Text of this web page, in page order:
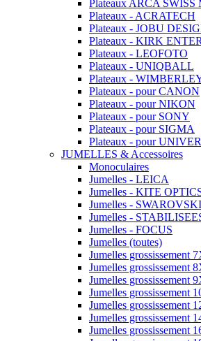
Plateaux ARCA
Plateaux - ACRATECH
Plateaux - JOBU
Plateaux - KIRK
Plateaux - LEOFOTO
Plateaux - UNIQBALL
Plateaux -
Plateaux - pour CANON
Plateaux - pour NIKON
Plateaux - pour SONY
Plateaux - pour SIGMA
Plateaux - pour
JUMELLES & Accessoires
Monoculaires
Jumelles - LEICA
Jumelles - KITE
Jumelles - SWAROVSKI
Jumelles -
Jumelles - FOCUS
Jumelles (toutes)
Jumelles grossissement
Jumelles grossissement
Jumelles grossissement
Jumelles grossissement
Jumelles grossissement
Jumelles grossissement
Jumelles grossissement